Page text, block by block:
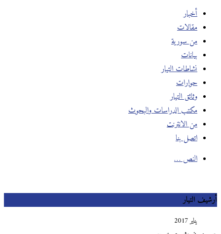
أخبار
مقالات
من سورية
بيانات
نشاطات التيار
حوارات
وثائق التيار
مكتب الدراسات والبحوث
من الانترنت
اتصل بنا
النص …
أرشيف التيار
يناير 2017